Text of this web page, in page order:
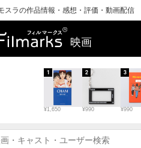
スラの作品情報・感想・評価・動画配信
映画
¥1,650
1
¥990
2
¥990
3